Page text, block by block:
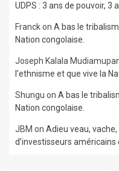
UDPS : 3 ans de pouvoir, 3
Franckon A bas le
Nation congolaise.
Joseph Kalala
l’ethnisme et que vive la
Shungu on A bas le
Nation congolaise.
JBM on Adieu veau,
d’investisseurs américains